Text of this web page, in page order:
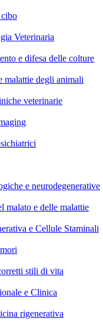
Veterinaria
e difesa delle colture
degli animali
veterinarie
e neurodegenerative
e delle malattie
e Cellule Staminali
stili di vita
e Clinica
rigenerativa